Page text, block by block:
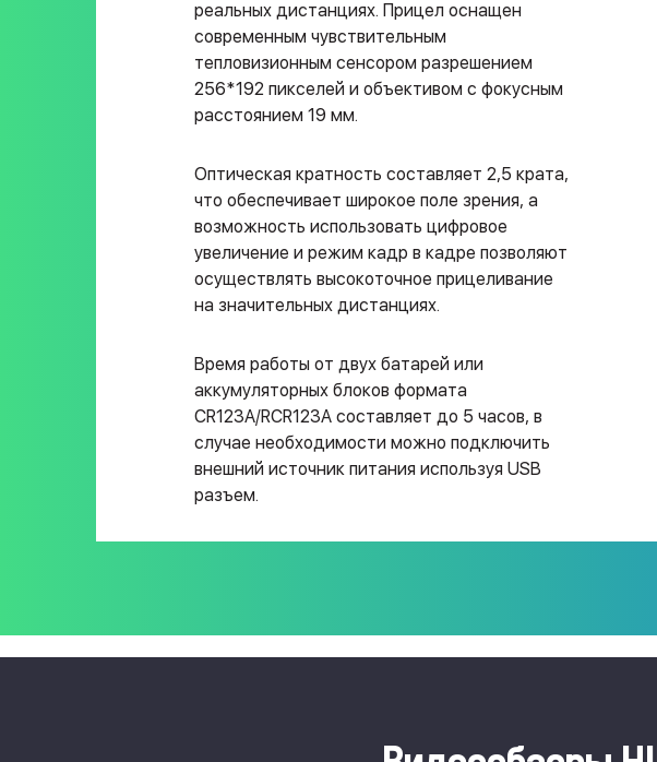
реальных дистанциях. Прицел оснащен
современным чувствительным
тепловизионным сенсором разрешением
256*192 пикселей и объективом с фокусным
расстоянием 19 мм.
Оптическая кратность составляет 2,5 крата,
что обеспечивает широкое поле зрения, а
возможность использовать цифровое
увеличение и режим кадр в кадре позволяют
осуществлять высокоточное прицеливание
на значительных дистанциях.
Время работы от двух батарей или
аккумуляторных блоков формата
CR123A/RCR123A составляет до 5 часов, в
случае необходимости можно подключить
внешний источник питания используя USB
разъем.